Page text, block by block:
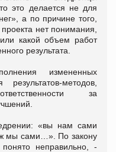
это делается не для
а по причине того,
нет понимания,
какой объем работ
результата.
измененных
методов,
за
«вы нам сами
мы сами…». По закону
неправильно, -